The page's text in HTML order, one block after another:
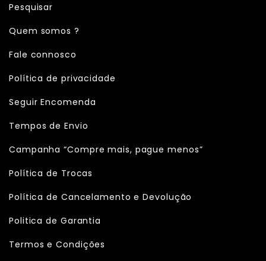
Pesquisar
Quem somos ?
Fale connosco
Política de privacidade
Seguir Encomenda
Tempos de Envio
Campanha “Compre mais, pague menos”
Política de Trocas
Política de Cancelamento e Devolução
Politica de Garantia
Termos e Condições